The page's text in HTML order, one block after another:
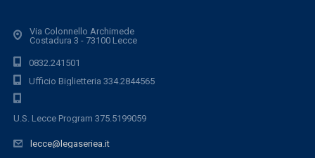
Via Colonnello Archimede
Costadura 3 - 73100 Lecce
0832.241501
Ufficio Biglietteria 334.2844565
U.S. Lecce Program 375.5199059
lecce@legaseriea.it